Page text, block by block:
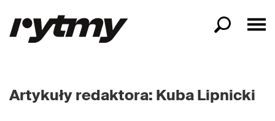
Artykuły redaktora: Kuba Lipnicki